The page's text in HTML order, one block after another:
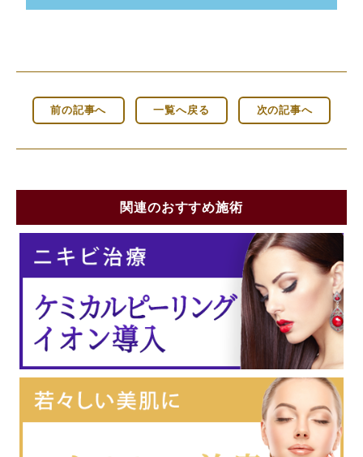
前の記事へ 一覧へ戻る 次の記事へ
関連のおすすめ施術